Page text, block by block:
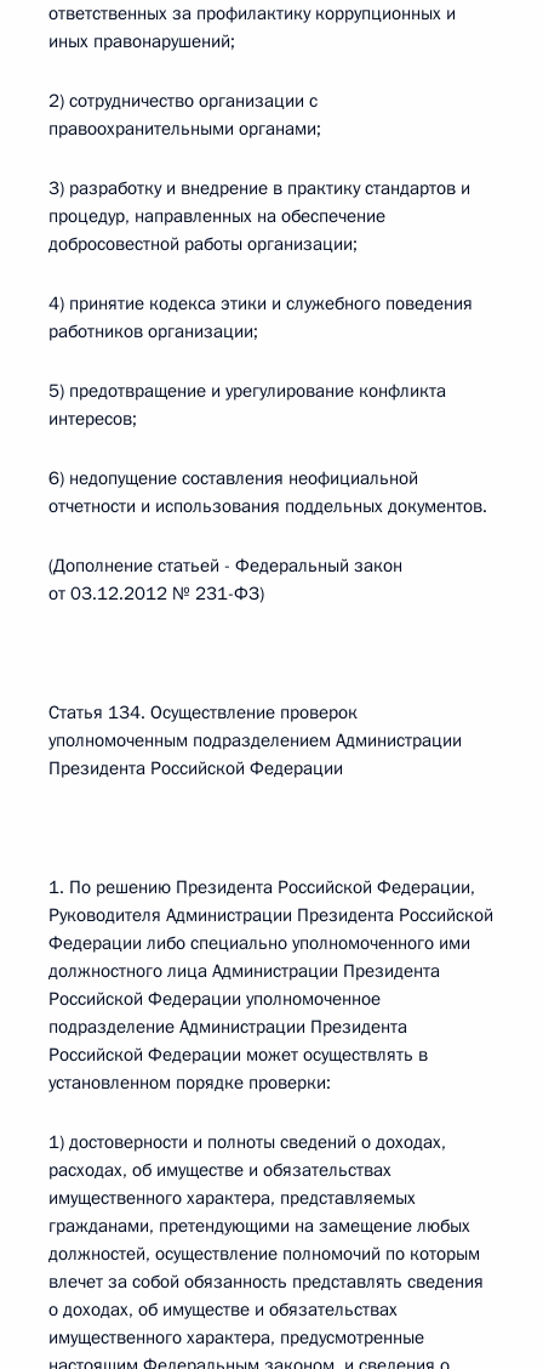
ответственных за профилактику коррупционных и
иных правонарушений;
2) сотрудничество организации с
правоохранительными органами;
3) разработку и внедрение в практику стандартов и
процедур, направленных на обеспечение
добросовестной работы организации;
4) принятие кодекса этики и служебного поведения
работников организации;
5) предотвращение и урегулирование конфликта
интересов;
6) недопущение составления неофициальной
отчетности и использования поддельных документов.
(Дополнение статьей - Федеральный закон
от 03.12.2012 № 231-ФЗ)
Статья 134. Осуществление проверок
уполномоченным подразделением Администрации
Президента Российской Федерации
1. По решению Президента Российской Федерации,
Руководителя Администрации Президента Российской
Федерации либо специально уполномоченного ими
должностного лица Администрации Президента
Российской Федерации уполномоченное
подразделение Администрации Президента
Российской Федерации может осуществлять в
установленном порядке проверки:
1) достоверности и полноты сведений о доходах,
расходах, об имуществе и обязательствах
имущественного характера, представляемых
гражданами, претендующими на замещение любых
должностей, осуществление полномочий по которым
влечет за собой обязанность представлять сведения
о доходах, об имуществе и обязательствах
имущественного характера, предусмотренные